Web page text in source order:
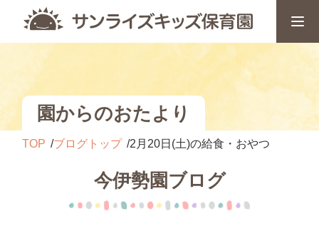
園からのおたより
TOP ブログトップ 2月20日(土)の給食・おやつ
今伊勢園ブログ